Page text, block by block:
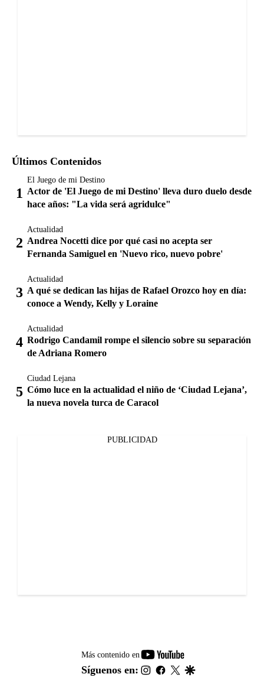
Últimos Contenidos
El Juego de mi Destino
Actor de 'El Juego de mi Destino' lleva duro duelo desde
hace años: "La vida será agridulce"
Actualidad
Andrea Nocetti dice por qué casi no acepta ser
Fernanda Samiguel en 'Nuevo rico, nuevo pobre'
Actualidad
A qué se dedican las hijas de Rafael Orozco hoy en día:
conoce a Wendy, Kelly y Loraine
Actualidad
Rodrigo Candamil rompe el silencio sobre su separación
de Adriana Romero
Ciudad Lejana
Cómo luce en la actualidad el niño de ‘Ciudad Lejana’,
la nueva novela turca de Caracol
PUBLICIDAD
Más contenido en
youtube-
footer
Síguenos en: instagram
facebook
twitter